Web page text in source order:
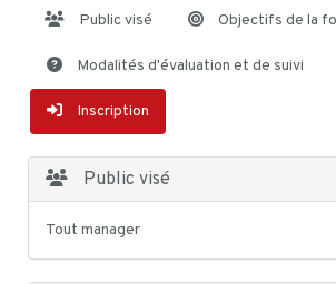
Public visé Objectifs de la
Modalités d'évaluation et de suivi
Inscription
Public visé
Tout manager